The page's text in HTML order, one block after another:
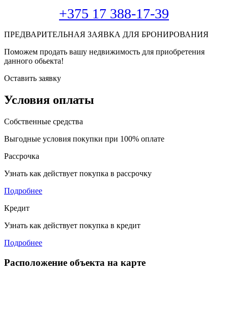
+375 17 388-17-39
ПРЕДВАРИТЕЛЬНАЯ ЗАЯВКА ДЛЯ БРОНИРОВАНИЯ
Поможем продать вашу недвижимость для приобретения
данного обьекта!
Оставить заявку
Условия оплаты
Собственные средства
Выгодные условия покупки при 100% оплате
Рассрочка
Узнать как действует покупка в рассрочку
Подробнее
Кредит
Узнать как действует покупка в кредит
Подробнее
Расположение объекта на карте